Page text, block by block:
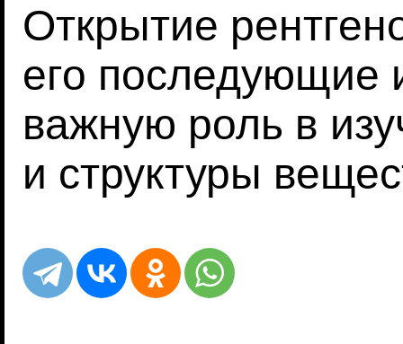
Открытие
его последующие
важную роль в
и структуры